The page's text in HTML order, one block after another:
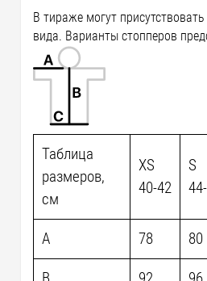
В тираже могут
вида. Варианты стопперов
Таблица
размеров,
см
XS
40-42
S
A 78 80